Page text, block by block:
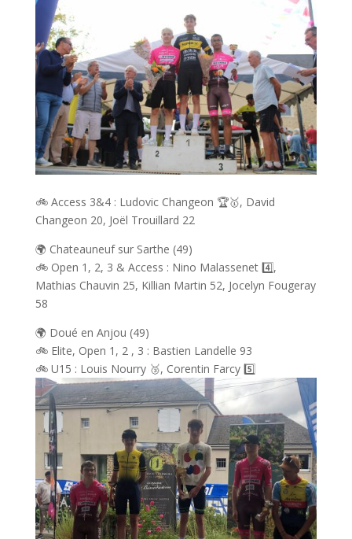
🚲 Access 3&4 : Ludovic Changeon 🏆🥇, David
Changeon 20, Joël Trouillard 22
🌍 Chateauneuf sur Sarthe (49)
🚲 Open 1, 2, 3 & Access : Nino Malassenet 4️⃣,
Mathias Chauvin 25, Killian Martin 52, Jocelyn Fougeray
58
🌍 Doué en Anjou (49)
🚲 Elite, Open 1, 2 , 3 : Bastien Landelle 93
🚲 U15 : Louis Nourry 🥉, Corentin Farcy 5️⃣